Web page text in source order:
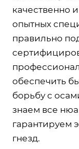
качественно
опытных
правильно
обеспечить
борьбу с
знаем все
гарантируем
гнезд.